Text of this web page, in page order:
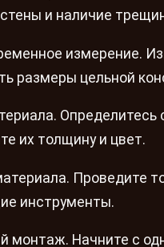
и наличие
измерение.
размеры цельной
Определитесь
их толщину и цвет.
Проведите
инструменты.
монтаж. Начните с